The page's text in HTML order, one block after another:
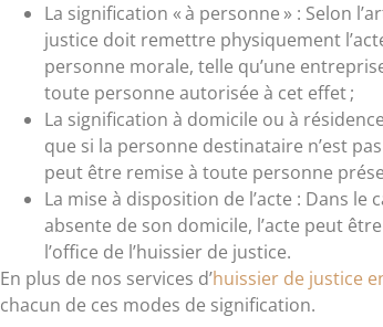
La signification « à personne » : Selon
justice doit remettre physiquement
personne morale, telle qu’une
toute personne autorisée à cet effet ;
La signification à domicile ou à
que si la personne destinataire n’est
peut être remise à toute personne
La mise à disposition de l’acte : Dans
absente de son domicile, l’acte peut
l’office de l’huissier de justice.
En plus de nos services d’huissier de justice
chacun de ces modes de signification.